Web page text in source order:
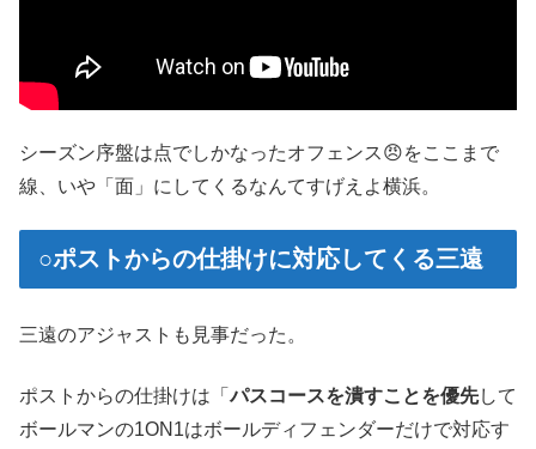
シーズン序盤は点でしかなったオフェンス😠をここまで
線、いや「面」にしてくるなんてすげえよ横浜。
○ポストからの仕掛けに対応してくる三遠
三遠のアジャストも見事だった。
ポストからの仕掛けは「パスコースを潰すことを優先して
ボールマンの1ON1はボールディフェンダーだけで対応す